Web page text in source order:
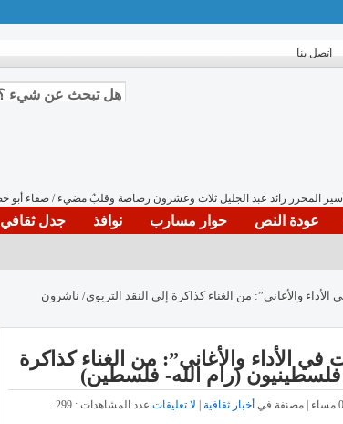
اتصل بنا
عودة النص حوار مسارب نوافذ جدل ثقافي
والأغاني”: من الغناء كذاكرة إلى النقد التربوي/ ناشرون
الأداء والأغاني”: من الغناء كذاكرة
فلسطينيون (رام الله- فلسطين)
أخبار ثقافية لا تعليقات عدد المشاهدات : 299.